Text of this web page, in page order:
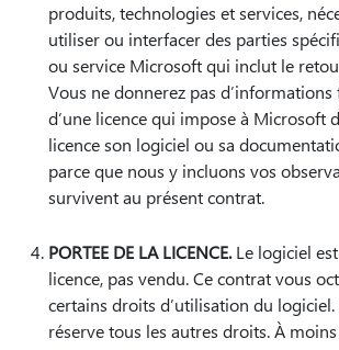
produits, technologies et services,
utiliser ou interfacer des parties
ou service Microsoft qui inclut le
Vous ne donnerez pas d’informations
d’une licence qui impose à Microsoft
licence son logiciel ou sa
parce que nous y incluons vos
survivent au présent contrat.
PORTEE DE LA LICENCE.Le logiciel
licence, pas vendu. Ce contrat vous
certains droits d’utilisation du
réserve tous les autres droits. À